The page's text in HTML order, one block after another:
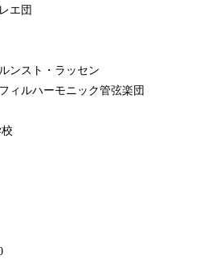
エ団
ンスト・ラッセン
ィルハーモニック管弦楽団